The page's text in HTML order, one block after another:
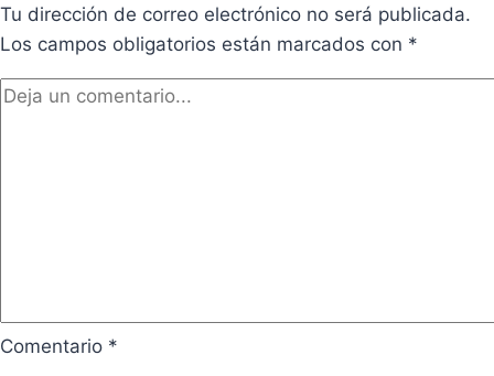
con
inversión
de
1,4
Tu dirección de correo electrónico no será publicada.
Los campos obligatorios están marcados con *
Comentario *